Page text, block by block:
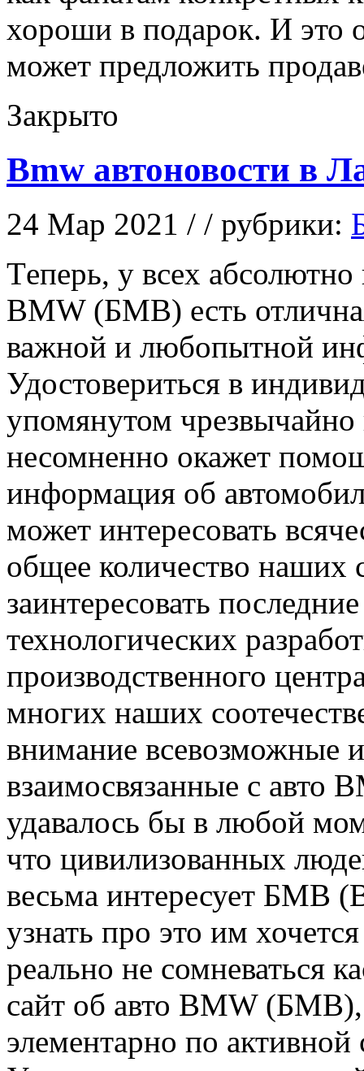
хороши в подарок. И это
может предложить
Закрыто
Bmw автоновости в
24 Мар 2021 / / рубрики:
Тeпeрь, у всex
BMW (БМВ) есть
важной и любопытной
Удостовериться в
упомянутом
несомненно окажет
информация об
может интересовать
общее количество наших
заинтересовать
технологических
производственного
многих наших
внимание всевозможные
взаимосвязанные с авто
удавалось бы в любой
что цивилизованных
весьма интересует БМВ
узнать про это им
реально не сомневаться
сайт об авто BMW
элементарно по